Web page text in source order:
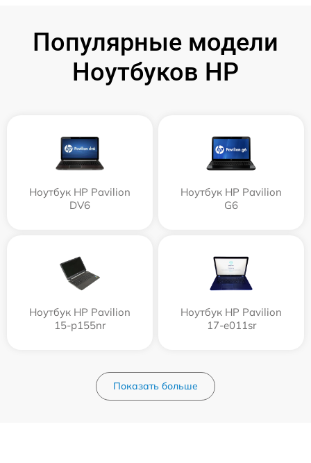
Популярные модели
Ноутбуков HP
Ноутбук HP Pavilion
DV6
Ноутбук HP Pavilion
G6
Ноутбук HP Pavilion
15-p155nr
Ноутбук HP Pavilion
17-e011sr
Показать больше